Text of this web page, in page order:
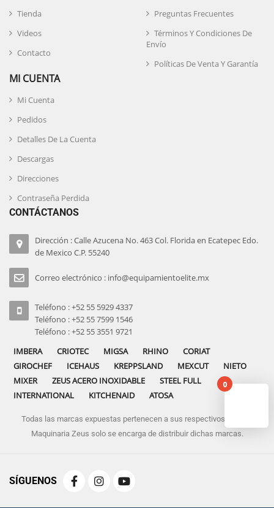
Tienda
Videos
Contacto
Preguntas Frecuentes
Términos Y Condiciones De
Envío
Políticas De Venta Y Garantía
MI CUENTA
Mi Cuenta
Pedidos
Detalles De La Cuenta
Descargas
Direcciones
Contraseña Perdida
CONTÁCTANOS
Dirección : Calle Azucena No. 463 Col. Florida en Ecatepec Edo.
de Mexico C.P. 55240
Correo electrónico : info@equipamientoelite.mx
Teléfono : +52 55 5929 4337
Teléfono : +52 55 7599 1546
Teléfono : +52 55 3551 9721
IMBERA
CRIOTEC MIGSA RHINO
CORIAT
GIROCHEF
ICEHAUS KREPPSLAND MEXCUT
NIETO
MIXER
ZEUS ACERO INOXIDABLE
STEEL FULL
INTERNATIONAL
KITCHENAID ATOSA
Todas las marcas expuestas pertenecen a sus respectivos dueños
Maquinaria Zeus solo se encarga de distribuir dichas marcas.
SÍGUENOS
0